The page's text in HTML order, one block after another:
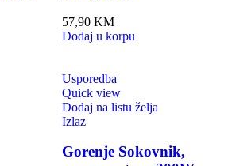
57,90 KM
Dodaj u korpu
Usporedba
Quick view
Dodaj na listu želja
Izlaz
Gorenje Sokovnik,